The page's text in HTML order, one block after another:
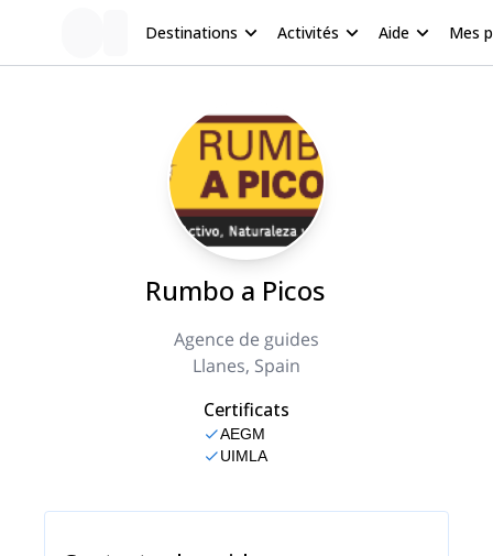
Destinations Activités Aide Mes
Rumbo a Picos
Agence de guides
Llanes, Spain
Certificats
AEGM
UIMLA